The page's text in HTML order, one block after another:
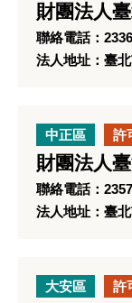
財團法人
聯絡電話：
法人地址：臺
中正區 許
財團法人
聯絡電話：
法人地址：臺
大安區 許